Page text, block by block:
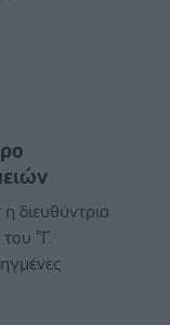
διευθύντρια
"Γ.